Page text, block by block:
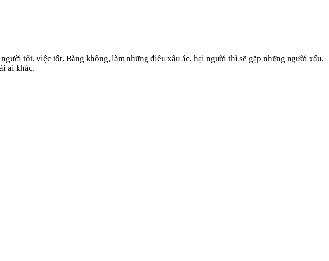
tốt, việc tốt. Bằng không, làm những điều xấu ác, hại người thì sẽ gặp những người xấu,
ai khác.